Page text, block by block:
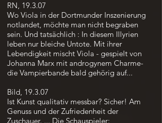
RN, 19.3.07
Wo Viola in der Dortmunder Inszenierung
notlandet, möchte man nicht begraben
sein. Und tatsächlich : In diesem Illyrien
leben nur bleiche Untote. Mit ihrer
Lebendigkeit mischt Viola - gespielt von
Johanna Marx mit androgynem Charme-
die Vampierbande bald gehörig auf...
Bild, 19.3.07
Ist Kunst qualitativ messbar? Sicher! Am
Genuss und der Zufriedenheit der
Zuschauer. ... Die Schauspieler: